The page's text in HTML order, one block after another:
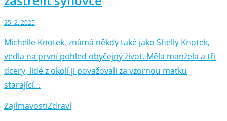
25. 2. 2025
Michelle Knotek, známá někdy také jako Shelly Knotek,
vedla na první pohled obyčejný život. Měla manžela a tři
dcery, lidé z okolí ji považovali za vzornou matku
starající…
ZajímavostiZdraví